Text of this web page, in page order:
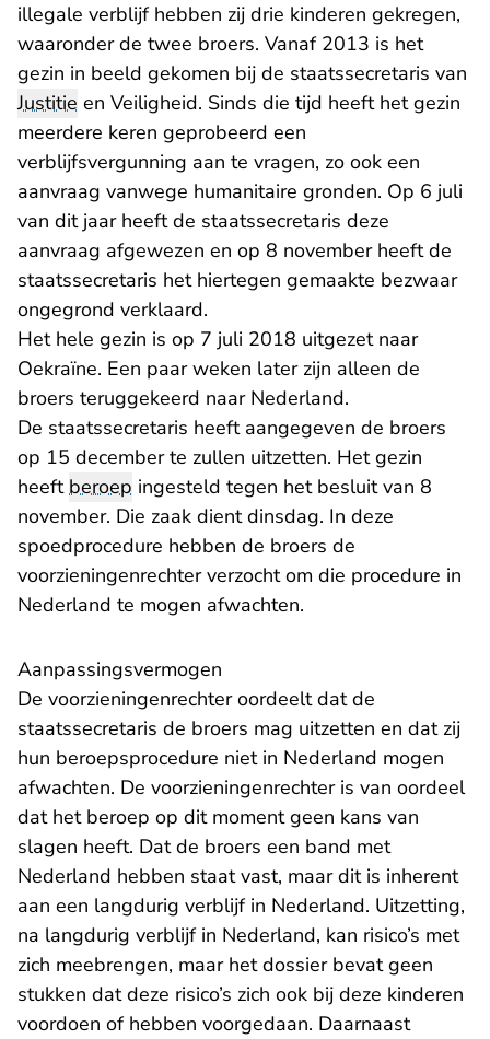
illegale verblijf hebben zij drie kinderen gekregen,
waaronder de twee broers. Vanaf 2013 is het
gezin in beeld gekomen bij de staatssecretaris van
Justitie en Veiligheid. Sinds die tijd heeft het gezin
meerdere keren geprobeerd een
verblijfsvergunning aan te vragen, zo ook een
aanvraag vanwege humanitaire gronden. Op 6 juli
van dit jaar heeft de staatssecretaris deze
aanvraag afgewezen en op 8 november heeft de
staatssecretaris het hiertegen gemaakte bezwaar
ongegrond verklaard.
Het hele gezin is op 7 juli 2018 uitgezet naar
Oekraïne. Een paar weken later zijn alleen de
broers teruggekeerd naar Nederland.
De staatssecretaris heeft aangegeven de broers
op 15 december te zullen uitzetten. Het gezin
heeftberoep ingesteld tegen het besluit van 8
november. Die zaak dient dinsdag. In deze
spoedprocedure hebben de broers de
voorzieningenrechter verzocht om die procedure in
Nederland te mogen afwachten.
Aanpassingsvermogen
De voorzieningenrechter oordeelt dat de
staatssecretaris de broers mag uitzetten en dat zij
hun beroepsprocedure niet in Nederland mogen
afwachten. De voorzieningenrechter is van oordeel
dat het beroep op dit moment geen kans van
slagen heeft. Dat de broers een band met
Nederland hebben staat vast, maar dit is inherent
aan een langdurig verblijf in Nederland. Uitzetting,
na langdurig verblijf in Nederland, kan risico’s met
zich meebrengen, maar het dossier bevat geen
stukken dat deze risico’s zich ook bij deze kinderen
voordoen of hebben voorgedaan. Daarnaast